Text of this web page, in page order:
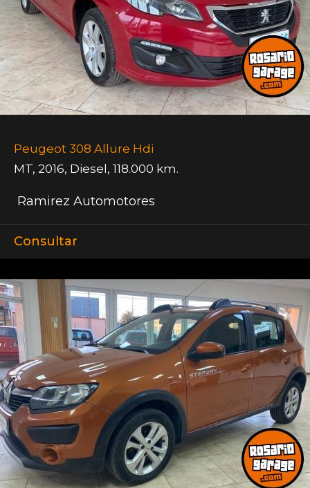
Peugeot 308 Allure Hdi
MT, 2016, Diesel , 118.000 km.
Ramirez Automotores
Consultar